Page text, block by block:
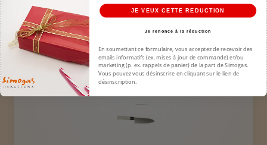
votre plancha.
-50% PACK
JE VEUX CETTE REDUCTION
Je renonce à la réduction
En soumettant ce formulaire, vous acceptez de recevoir des
emails informatifs (ex. mises à jour de commande) et/ou
marketing (p. ex. rappels de panier) de la part de Simogas.
Vous pouvez vous désinscrire en cliquant sur le lien de
désinscription.